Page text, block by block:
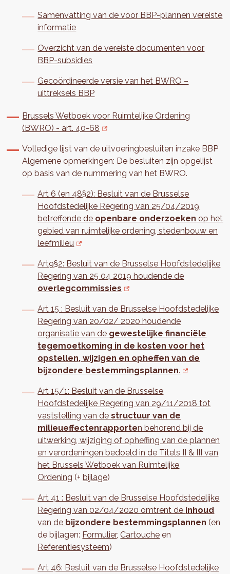
Samenvatting van de voor BBP-plannen vereiste
informatie
Overzicht van de vereiste documenten voor
BBP-subsidies
Gecoördineerde versie van het BWRO –
uittreksels BBP
Brussels Wetboek voor Ruimtelijke Ordening
(BWRO) - art. 40-68
Volledige lijst van de uitvoeringbesluiten inzake BBP
Algemene opmerkingen: De besluiten zijn opgelijst
op basis van de nummering van het BWRO.
Art 6 (en 48§2): Besluit van de Brusselse
Hoofdstedelijke Regering van 25/04/2019
betreffende de openbare onderzoeken op het
gebied van ruimtelijke ordening, stedenbouw en
leefmilieu
Art9§2: Besluit van de Brusselse Hoofdstedelijke
Regering van 25 04 2019 houdende de
overlegcommissies
Art 15 : Besluit van de Brusselse Hoofdstedelijke
Regering van 20/02/ 2020 houdende
organisatie van de gewestelijke financiële
tegemoetkoming in de kosten voor het
opstellen, wijzigen en opheffen van de
bijzondere bestemmingsplannen.
Art 15/1: Besluit van de Brusselse
Hoofdstedelijke Regering van 29/11/2018 tot
vaststelling van destructuur van de
milieueffectenrapporten behorend bij de
uitwerking, wijziging of opheffing van de plannen
en verordeningen bedoeld in de Titels II & III van
het Brussels Wetboek van Ruimtelijke
Ordening (+bijlage)
Art 41 : Besluit van de Brusselse Hoofdstedelijke
Regering van 02/04/2020 omtrent de inhoud
van de bijzondere bestemmingsplannen (en
de bijlagen: Formulier,Cartouche en
Referentiesysteem)
Art 46: Besluit van de Brusselse Hoofdstedelijke